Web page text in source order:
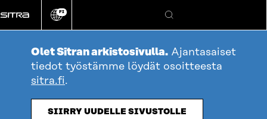
suoraan
sisältöön
Vaihda
kieli
FI
Hae
Olet Sitran arkistosivulla. Ajantasaiset
tiedot työstämme löydät osoitteesta
sitra.fi.
SIIRRY UUDELLE SIVUSTOLLE